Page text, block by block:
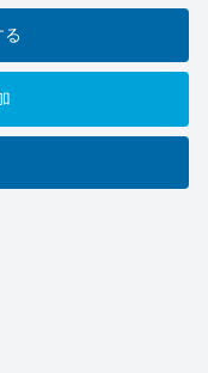
る